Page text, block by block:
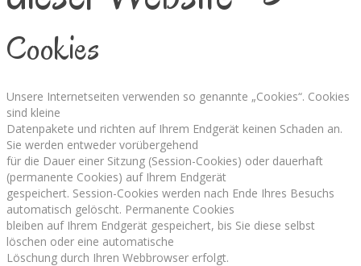
Cookies
Unsere Internetseiten verwenden so genannte „Cookies“. Cookies
sind kleine
Datenpakete und richten auf Ihrem Endgerät keinen Schaden an.
Sie werden entweder vorübergehend
für die Dauer einer Sitzung (Session-Cookies) oder dauerhaft
(permanente Cookies) auf Ihrem Endgerät
gespeichert. Session-Cookies werden nach Ende Ihres Besuchs
automatisch gelöscht. Permanente Cookies
bleiben auf Ihrem Endgerät gespeichert, bis Sie diese selbst
löschen oder eine automatische
Löschung durch Ihren Webbrowser erfolgt.